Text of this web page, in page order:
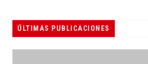
ÚLTIMAS PUBLICACIONES